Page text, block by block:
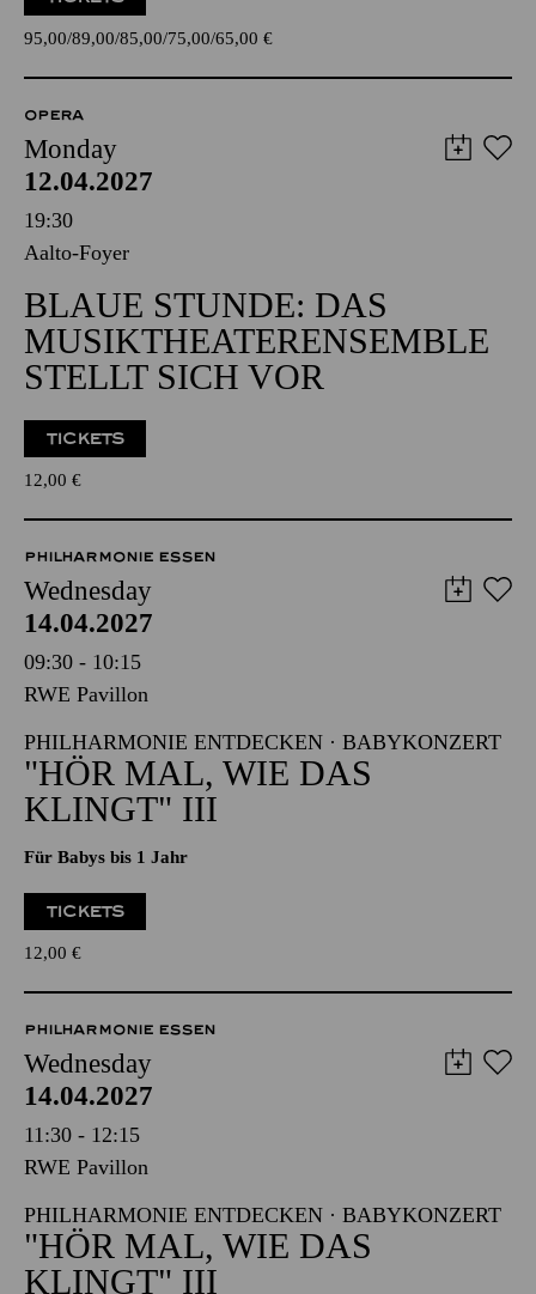
95,00 89,00 85,00 75,00 65,00 €
OPERA
Monday
12.04.2027
19:30
Aalto-Foyer
BLAUE STUNDE: DAS
MUSIKTHEATERENSEMBLE
STELLT SICH VOR
TICKETS
12,00 €
PHILHARMONIE ESSEN
Wednesday
14.04.2027
09:30 - 10:15
RWE Pavillon
PHILHARMONIE ENTDECKEN · BABYKONZERT
"HÖR MAL, WIE DAS
KLINGT" III
Für Babys bis 1 Jahr
TICKETS
12,00 €
PHILHARMONIE ESSEN
Wednesday
14.04.2027
11:30 - 12:15
RWE Pavillon
PHILHARMONIE ENTDECKEN · BABYKONZERT
"HÖR MAL, WIE DAS
KLINGT" III